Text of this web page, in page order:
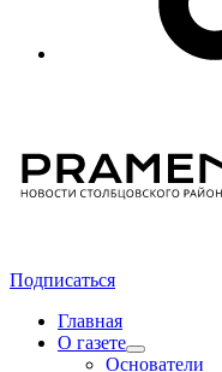
Подписаться
Главная
О газете
Основатели